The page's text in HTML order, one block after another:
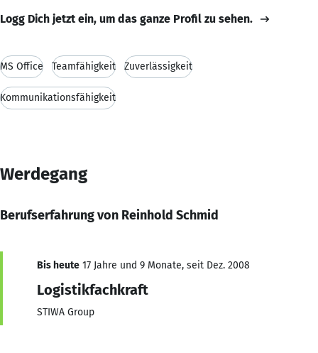
Logg Dich jetzt ein, um das ganze Profil zu sehen.
MS Office Teamfähigkeit Zuverlässigkeit
Kommunikationsfähigkeit
Werdegang
Berufserfahrung von Reinhold Schmid
Bis heute 17 Jahre und 9 Monate, seit Dez. 2008
Logistikfachkraft
STIWA Group